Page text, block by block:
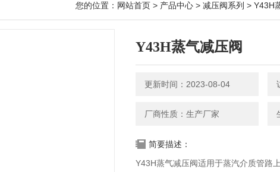
您的位置： 网站首页 > 产品中心 > 减压阀系列 > Y43H
Y43H蒸气减压阀
更新时间：2023-08-04
厂商性质：生产厂家
简要描述：
Y43H蒸气减压阀适用于蒸汽介质管路